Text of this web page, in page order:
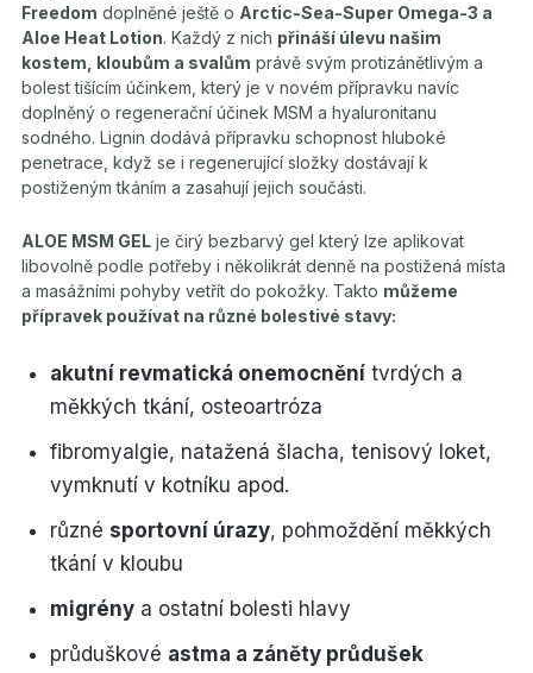
Freedom doplněné ještě o Arctic-Sea-Super Omega-3 a
Aloe Heat Lotion. Každý z nich přináší úlevu našim
kostem, kloubům a svalům právě svým protizánětlivým a
bolest tišícím účinkem, který je v novém přípravku navíc
doplněný o regenerační účinek MSM a hyaluronitanu
sodného. Lignin dodává přípravku schopnost hluboké
penetrace, když se i regenerující složky dostávají k
postiženým tkáním a zasahují jejich součásti.
ALOE MSM GEL je čirý bezbarvý gel který lze aplikovat
libovolně podle potřeby i několikrát denně na postižená místa
a masážními pohyby vetřít do pokožky. Takto můžeme
přípravek používat na různé bolestivé stavy:
akutní revmatická onemocnění tvrdých a
měkkých tkání, osteoartróza
fibromyalgie, natažená šlacha, tenisový loket,
vymknutí v kotníku apod.
různé sportovní úrazy, pohmoždění měkkých
tkání v kloubu
migrény a ostatní bolesti hlavy
průduškové astma a záněty průdušek